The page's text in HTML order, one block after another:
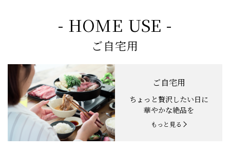
- HOME USE -
ご自宅用
ご自宅用
ちょっと贅沢したい日に
華やかな絶品を
もっと見る